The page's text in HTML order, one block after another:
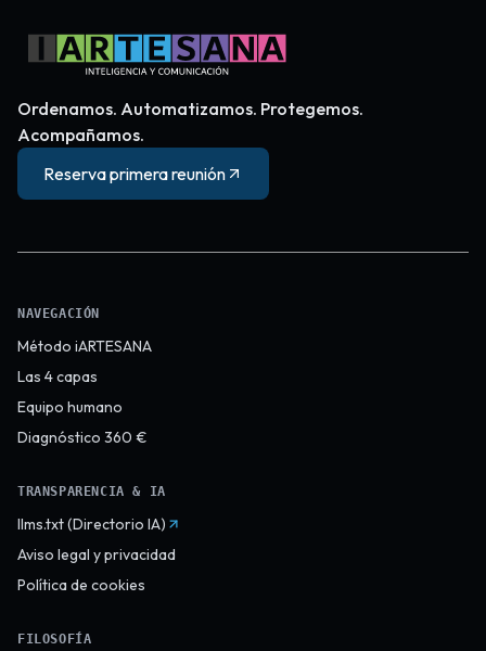
Ordenamos. Automatizamos. Protegemos.
Acompañamos.
Reserva primera reunión
NAVEGACIÓN
Método iARTESANA
Las 4 capas
Equipo humano
Diagnóstico 360 €
TRANSPARENCIA & IA
llms.txt (Directorio IA)
Aviso legal y privacidad
Política de cookies
FILOSOFÍA